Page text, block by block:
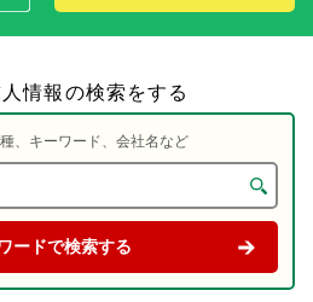
情報の検索をする
、キーワード、会社名など